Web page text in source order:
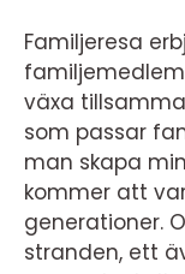
Familjeresa
växa
som passar
man skapa
kommer att
generationer.
stranden, ett